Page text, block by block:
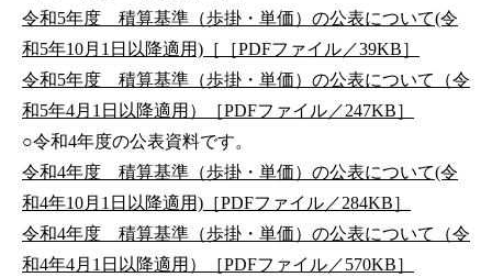
令和5年度 積算基準（歩掛・単価）の公表について(令
和5年10月1日以降適用)［［PDFファイル／39KB］
令和5年度 積算基準（歩掛・単価）の公表について（令
和5年4月1日以降適用）［PDFファイル／247KB］
○令和4年度の公表資料です。
令和4年度 積算基準（歩掛・単価）の公表について(令
和4年10月1日以降適用)［PDFファイル／284KB］
令和4年度 積算基準（歩掛・単価）の公表について（令
和4年4月1日以降適用）［PDFファイル／570KB］